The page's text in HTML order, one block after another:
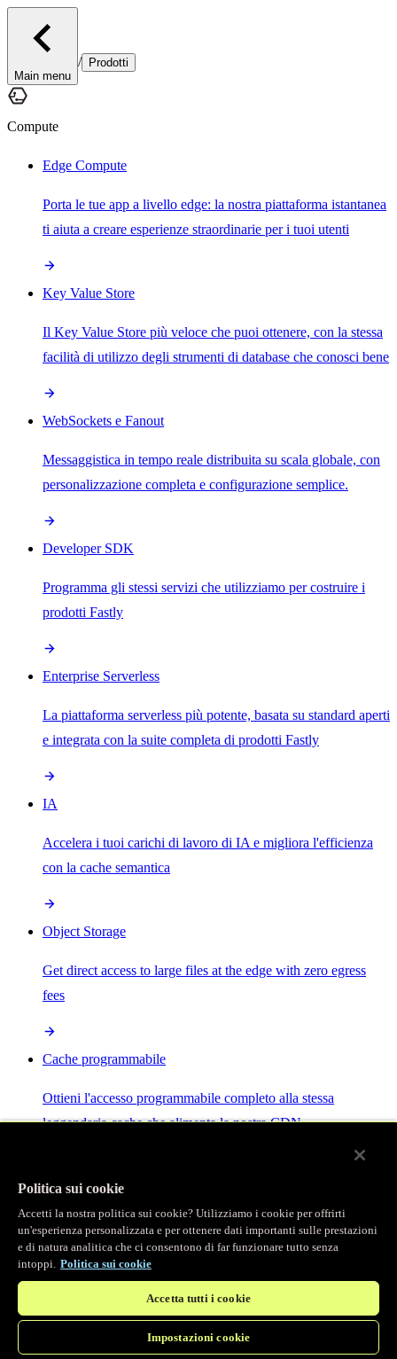
Main menu
/ Prodotti
Compute
Edge Compute
Porta le tue app a livello edge: la nostra piattaforma istantanea
ti aiuta a creare esperienze straordinarie per i tuoi utenti
Key Value Store
Il Key Value Store più veloce che puoi ottenere, con la stessa
facilità di utilizzo degli strumenti di database che conosci bene
WebSockets e Fanout
Messaggistica in tempo reale distribuita su scala globale, con
personalizzazione completa e configurazione semplice.
Developer SDK
Programma gli stessi servizi che utilizziamo per costruire i
prodotti Fastly
Enterprise Serverless
La piattaforma serverless più potente, basata su standard aperti
e integrata con la suite completa di prodotti Fastly
IA
Accelera i tuoi carichi di lavoro di IA e migliora l'efficienza
con la cache semantica
Object Storage
Get direct access to large files at the edge with zero egress
fees
Cache programmabile
Ottieni l'accesso programmabile completo alla stessa
leggendaria cache che alimenta la nostra CDN.
Server MCP
Controllo potenziato dall'IA per i tuoi servizi Fastly.
Politica sui cookie
Accetti la nostra politica sui cookie? Utilizziamo i cookie per offrirti
un'esperienza personalizzata e per ottenere dati importanti sulle prestazioni
e di natura analitica che ci consentono di far funzionare tutto senza
intoppi. Politica sui cookie
Accetta tutti i cookie
Impostazioni cookie